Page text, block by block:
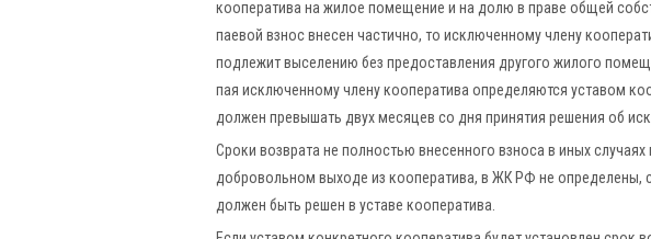
кооператива на жилое помещение и на долю в праве общей
паевой взнос внесен частично, то исключенному члену
подлежит выселению без предоставления другого жилого
пая исключенному члену кооператива определяются уставом
должен превышать двух месяцев со дня принятия решения об
Сроки возврата не полностью внесенного взноса в иных
добровольном выходе из кооператива, в ЖК РФ не определены,
должен быть решен в уставе кооператива.